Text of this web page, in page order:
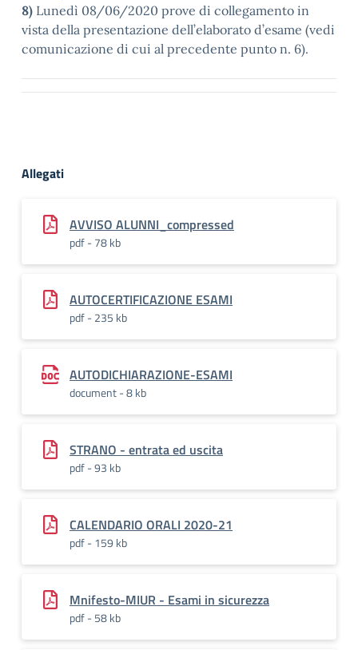
8) Lunedì 08/06/2020 prove di collegamento in
vista della presentazione dell’elaborato d’esame (vedi
comunicazione di cui al precedente punto n. 6).
Allegati
AVVISO ALUNNI_compressed
pdf - 78 kb
AUTOCERTIFICAZIONE ESAMI
pdf - 235 kb
AUTODICHIARAZIONE-ESAMI
document - 8 kb
STRANO - entrata ed uscita
pdf - 93 kb
CALENDARIO ORALI 2020-21
pdf - 159 kb
Mnifesto-MIUR - Esami in sicurezza
pdf - 58 kb